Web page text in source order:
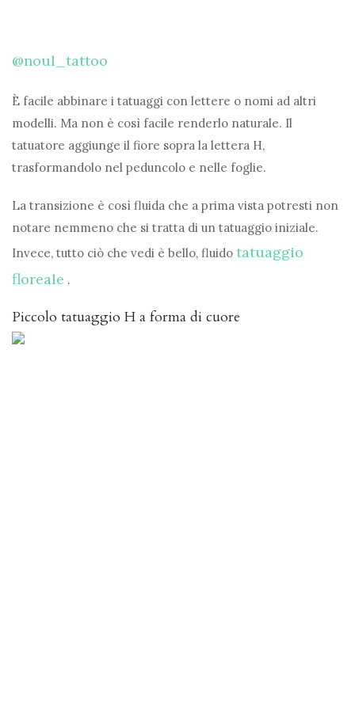
@noul_tattoo
È facile abbinare i tatuaggi con lettere o nomi ad altri
modelli. Ma non è così facile renderlo naturale. Il
tatuatore aggiunge il fiore sopra la lettera H,
trasformandolo nel peduncolo e nelle foglie.
La transizione è così fluida che a prima vista potresti non
notare nemmeno che si tratta di un tatuaggio iniziale.
Invece, tutto ciò che vedi è bello, fluido tatuaggio
floreale .
Piccolo tatuaggio H a forma di cuore